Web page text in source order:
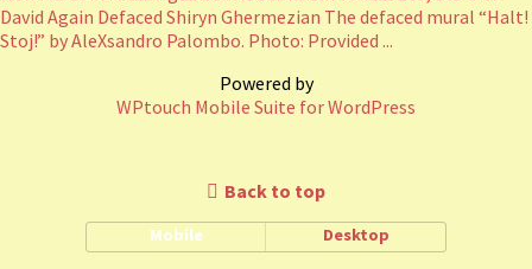
David Again Defaced Shiryn Ghermezian The defaced mural “Halt!
Stoj!” by AleXsandro Palombo. Photo: Provided ...
Powered by
WPtouch Mobile Suite for WordPress
Back to top
Mobile Desktop